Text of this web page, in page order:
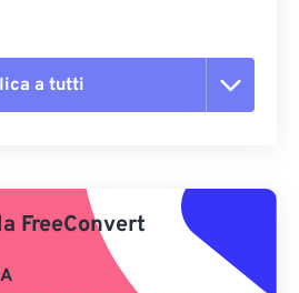
a tutti
FreeConvert